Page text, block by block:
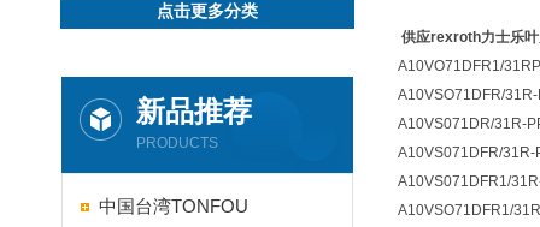
点击更多分类
新品推荐
PRODUCTS
中国台湾TONFOU
供应rexroth力士乐
A10VO71DFR1/
A10VSO71DFR/
A10VS071DR/31R-
A10VS071DFR/31R-
A10VS071DFR1/
A10VSO71DFR1/